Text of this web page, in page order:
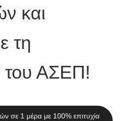
και
τη
του ΑΣΕΠ!
σε 1 μέρα με 100% επιτυχία